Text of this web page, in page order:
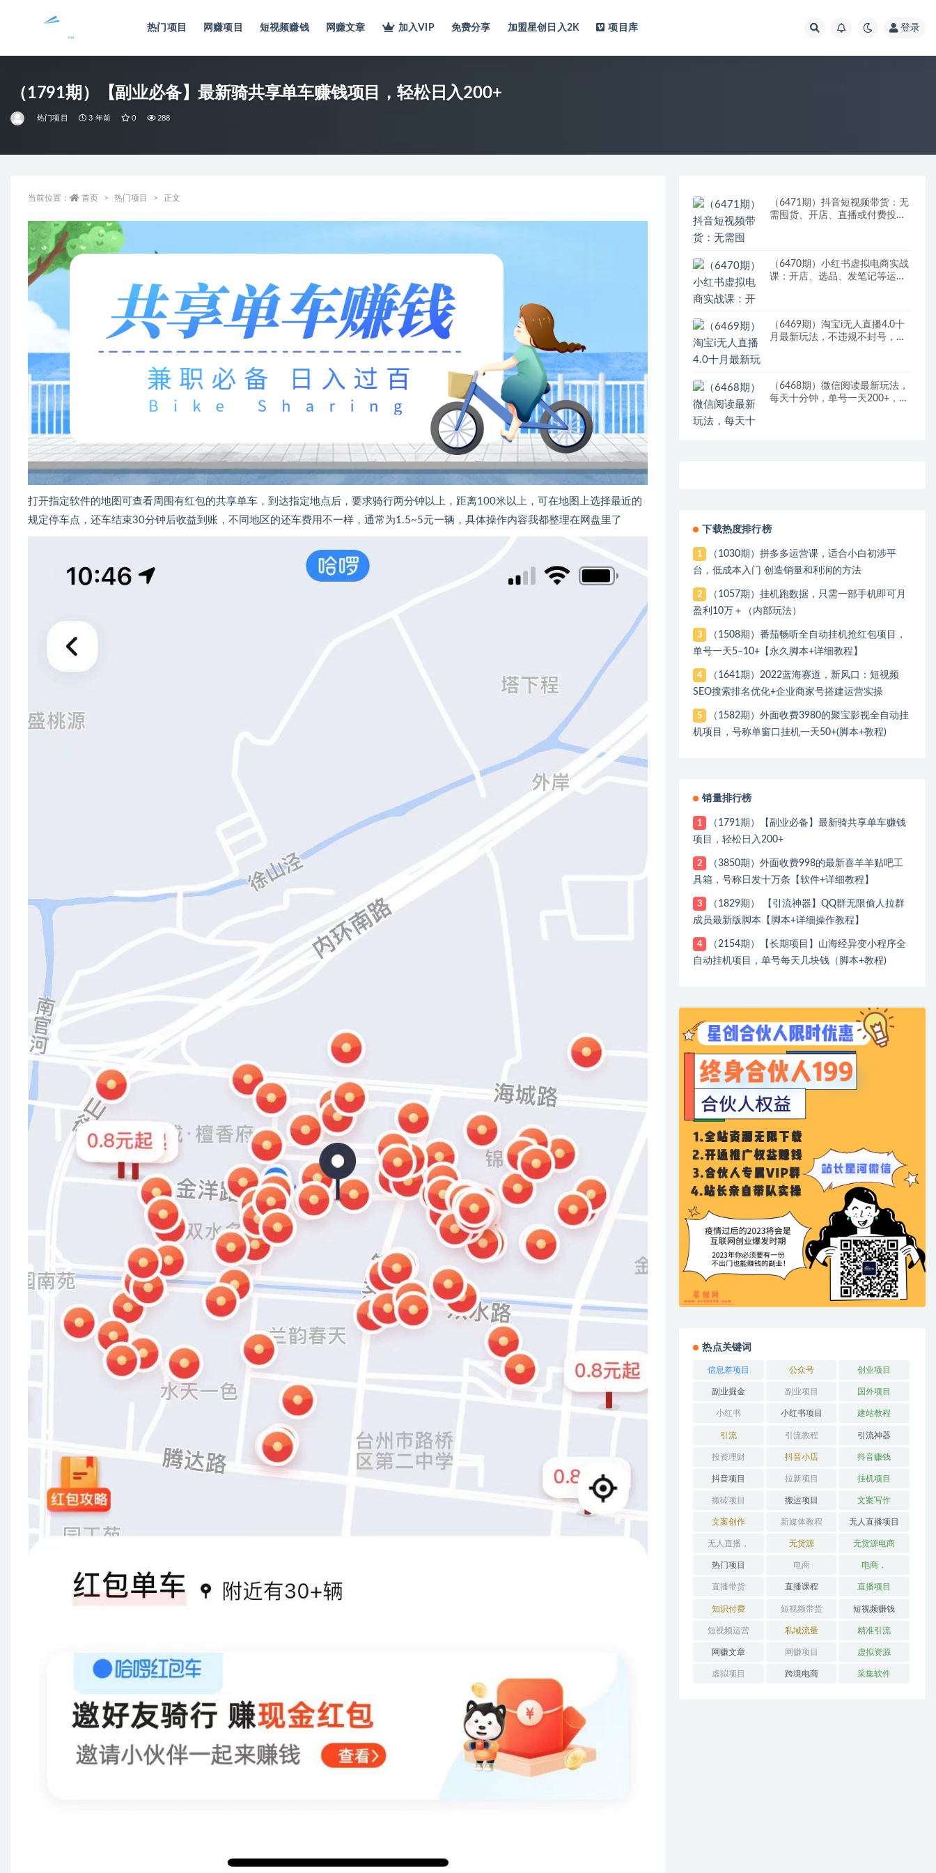
热门项目 网赚项目 短视频赚钱 网赚文章 加入VIP 免费分享 加盟星创日入2K 项目库 登录
（1791期）【副业必备】最新骑共享单车赚钱项目，轻松日入200+
热门项目 3 年前 0 288
当前位置： 首页 热门项目 正文
打开指定软件的地图可查看周围有红包的共享单车，到达指定地点后，要求骑行两分钟以上，距离100米以上，可在地图上选择最近的
规定停车点，还车结束30分钟后收益到账，不同地区的还车费用不一样，通常为1.5~5元一辆，具体操作内容我都整理在网盘里了
（6471期）抖音短视频带货：无
需囤货、开店、直播或付费投
（6470期）小红书虚拟电商实战
课：开店、选品、发笔记等运营
（6469期）淘宝i无人直播4.0十
月最新玩法，不违规不封号，完
（6468期）微信阅读最新玩法，
每天十分钟，单号一天200+，简
下载热度排行榜
1
（1030期）拼多多运营课，适合小白初涉平
台，低成本入门 创造销量和利润的方法
2
（1057期）挂机跑数据，只需一部手机即可月
盈利10万＋（内部玩法）
3
（1508期）番茄畅听全自动挂机抢红包项目，
单号一天5–10+【永久脚本+详细教程】
4
（1641期）2022蓝海赛道，新风口：短视频
SEO搜索排名优化+企业商家号搭建运营实操
5
（1582期）外面收费3980的聚宝影视全自动挂
机项目，号称单窗口挂机一天50+(脚本+教程)
销量排行榜
1
（1791期）【副业必备】最新骑共享单车赚钱
项目，轻松日入200+
2
（3850期）外面收费998的最新喜羊羊贴吧工
具箱，号称日发十万条【软件+详细教程】
3
（1829期） 【引流神器】QQ群无限偷人拉群
成员最新版脚本【脚本+详细操作教程】
4
（2154期）【长期项目】山海经异变小程序全
自动挂机项目，单号每天几块钱（脚本+教程)
热点关键词
信息差项目 公众号 创业项目
副业掘金 副业项目 国外项目
小红书 小红书项目 建站教程
引流 引流教程 引流神器
投资理财 抖音小店 抖音赚钱
抖音项目 拉新项目 挂机项目
搬砖项目 搬运项目 文案写作
文案创作 新媒体教程 无人直播项目
无人直播， 无货源 无货源电商
热门项目 电商 电商，
直播带货 直播课程 直播项目
知识付费 短视频带货 短视频赚钱
短视频运营 私域流量 精准引流
网赚文章 网赚项目 虚拟资源
虚拟项目 跨境电商 采集软件